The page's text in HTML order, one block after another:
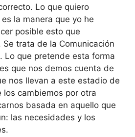
Lo que quiero
la manera que yo he
posible esto que
Se trata de la Comunicación
Lo que pretende esta forma
que nos demos cuenta de
nos llevan a este estadio de
los cambiemos por otra
basada en aquello que
las necesidades y los